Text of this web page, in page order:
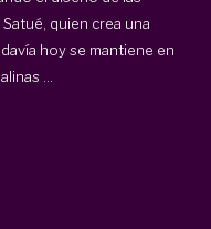
quien crea una
hoy se mantiene en
...